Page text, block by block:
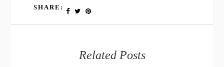
SHARE:
Related Posts